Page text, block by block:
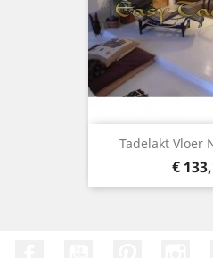
Tadelakt Vloer
Prijs
€